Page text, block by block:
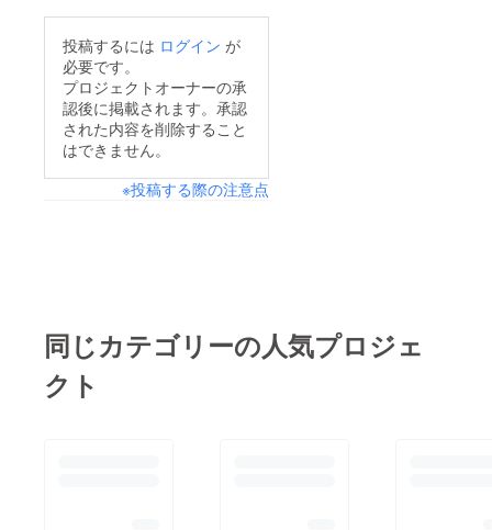
投稿するには ログイン が
必要です。
プロジェクトオーナーの承
認後に掲載されます。承認
された内容を削除すること
はできません。
※投稿する際の注意点
同じカテゴリーの人気プロジェ
クト